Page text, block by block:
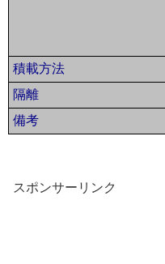
積載方法
隔離
備考
スポンサーリンク